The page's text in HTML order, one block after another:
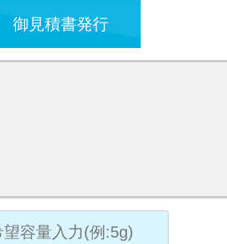
御見積書発行